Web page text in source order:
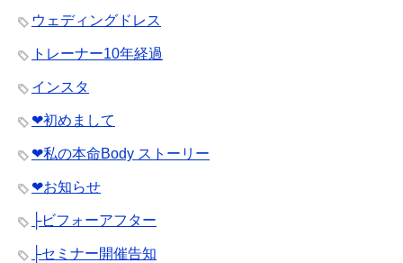
ウェディングドレス
トレーナー10年経過
インスタ
❤︎初めまして
❤︎私の本命Body ストーリー
❤︎お知らせ
├ビフォーアフター
├セミナー開催告知